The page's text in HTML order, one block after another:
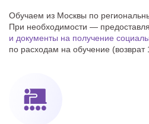
Обучаем из Москвы по
При необходимости —
и документы на получение
по расходам на обучение